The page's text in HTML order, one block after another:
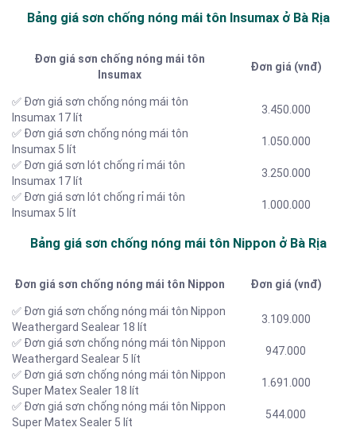
Bảng giá sơn chống nóng mái tôn Insumax ở Bà Rịa
Đơn giá sơn chống nóng mái tôn
Insumax
Đơn giá (vnđ)
✅ Đơn giá sơn chống nóng mái tôn
Insumax 17 lít
3.450.000
✅ Đơn giá sơn chống nóng mái tôn
Insumax 5 lít
1.050.000
✅ Đơn giá sơn lót chống rỉ mái tôn
Insumax 17 lít
3.250.000
✅ Đơn giá sơn lót chống rỉ mái tôn
Insumax 5 lít
1.000.000
Bảng giá sơn chống nóng mái tôn Nippon ở Bà Rịa
Đơn giá sơn chống nóng mái tôn Nippon Đơn giá (vnđ)
✅ Đơn giá sơn chống nóng mái tôn Nippon
Weathergard Sealear 18 lít
3.109.000
✅ Đơn giá sơn chống nóng mái tôn Nippon
Weathergard Sealear 5 lít
947.000
✅ Đơn giá sơn chống nóng mái tôn Nippon
Super Matex Sealer 18 lít
1.691.000
✅ Đơn giá sơn chống nóng mái tôn Nippon
Super Matex Sealer 5 lít
544.000